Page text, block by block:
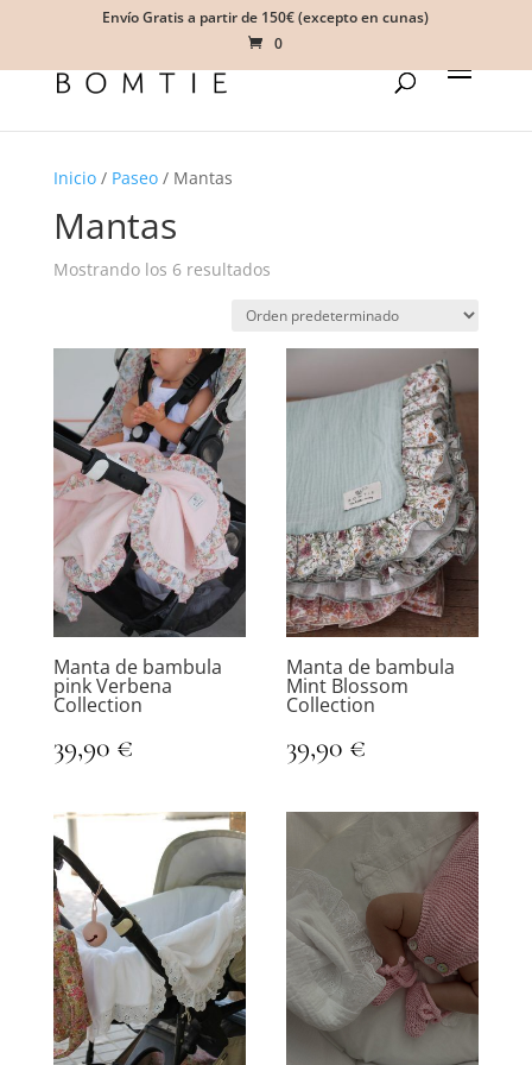
Envío Gratis a partir de 150€ (excepto en cunas)
0
Inicio/ Paseo/ Mantas
Mantas
Mostrando los 6 resultados
Manta de bambula
pink Verbena
Collection
39,90 €
Manta de bambula
Mint Blossom
Collection
39,90 €